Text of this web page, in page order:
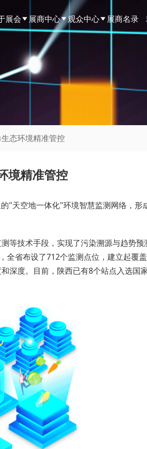
展会 展商中心 观众中心 展商名录
态环境精准管控
境精准管控
"天空地一体化"环境智慧监测网络，形
等技术手段，实现了污染溯源与趋势
省布设了712个监测点位，建立起覆
度。目前，陕西已有8个站点入选国